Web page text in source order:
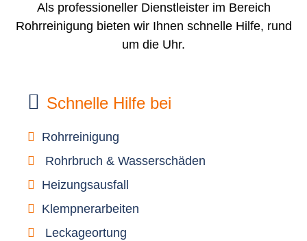
Als professioneller Dienstleister im Bereich
Rohrreinigung bieten wir Ihnen schnelle Hilfe, rund
um die Uhr.
Schnelle Hilfe bei
Rohrreinigung
Rohrbruch & Wasserschäden
Heizungsausfall
Klempnerarbeiten
Leckageortung